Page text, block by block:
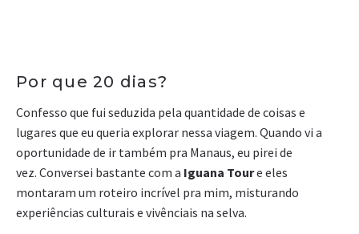
Por que 20 dias?
Confesso que fui seduzida pela quantidade de coisas e
lugares que eu queria explorar nessa viagem. Quando vi a
oportunidade de ir também pra Manaus, eu pirei de
vez. Conversei bastante com a Iguana Toure eles
montaram um roteiro incrível pra mim, misturando
experiências culturais e vivênciais na selva.